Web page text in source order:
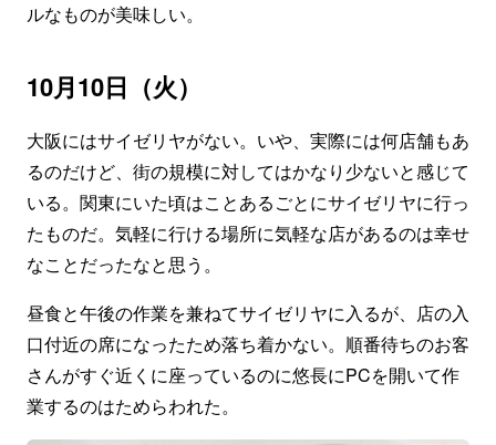
ルなものが美味しい。
10月10日（火）
大阪にはサイゼリヤがない。いや、実際には何店舗もあ
るのだけど、街の規模に対してはかなり少ないと感じて
いる。関東にいた頃はことあるごとにサイゼリヤに行っ
たものだ。気軽に行ける場所に気軽な店があるのは幸せ
なことだったなと思う。
昼食と午後の作業を兼ねてサイゼリヤに入るが、店の入
口付近の席になったため落ち着かない。順番待ちのお客
さんがすぐ近くに座っているのに悠長にPCを開いて作
業するのはためらわれた。